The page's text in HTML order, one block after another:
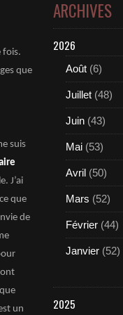
fois.
que
suis
J’ai
que
de
ont
un
ARCHIVES
2026
Août (6)
Juillet (48)
Juin (43)
Mai (53)
Avril (50)
Mars (52)
Février (44)
Janvier (52)
2025